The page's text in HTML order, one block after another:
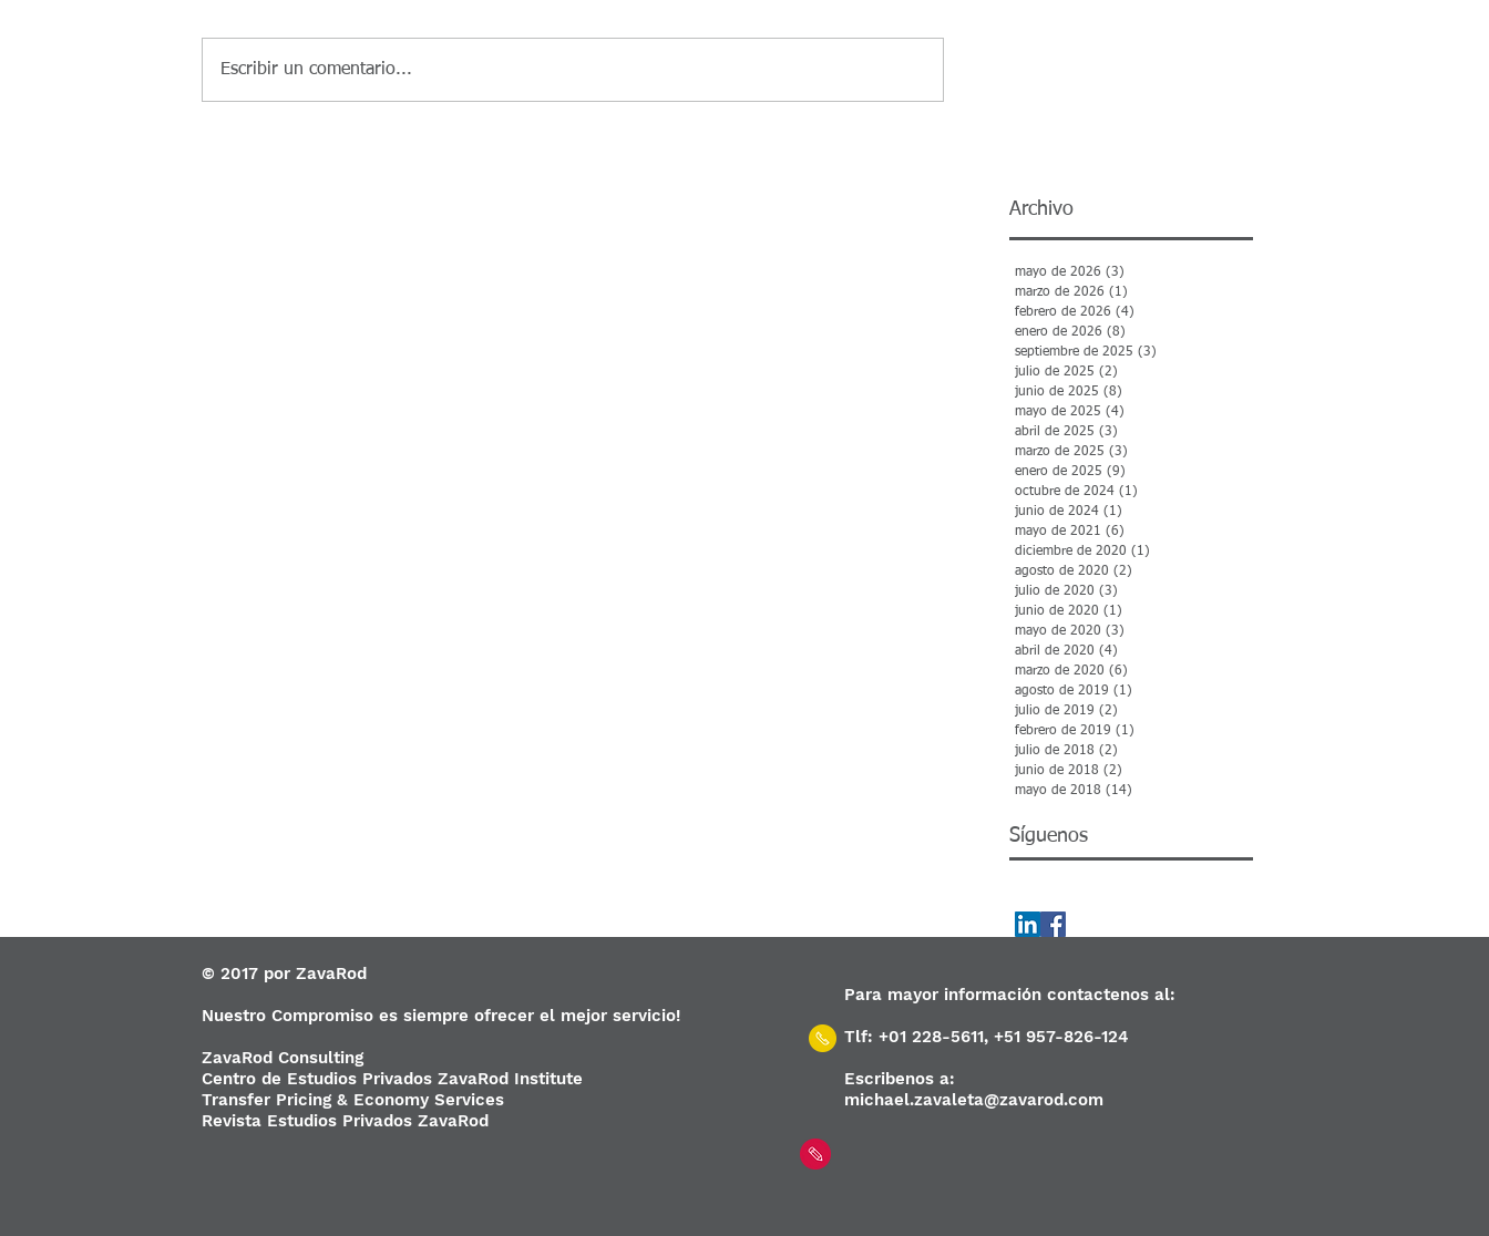
Escribir un comentario...
Archivo
mayo de 2026 (3)
marzo de 2026 (1)
febrero de 2026 (4)
enero de 2026 (8)
septiembre de 2025 (3)
julio de 2025 (2)
junio de 2025 (8)
mayo de 2025 (4)
abril de 2025 (3)
marzo de 2025 (3)
enero de 2025 (9)
octubre de 2024 (1)
junio de 2024 (1)
mayo de 2021 (6)
diciembre de 2020 (1)
agosto de 2020 (2)
julio de 2020 (3)
junio de 2020 (1)
mayo de 2020 (3)
abril de 2020 (4)
marzo de 2020 (6)
agosto de 2019 (1)
julio de 2019 (2)
febrero de 2019 (1)
julio de 2018 (2)
junio de 2018 (2)
mayo de 2018 (14)
Síguenos
© 2017 por ZavaRod
Nuestro Compromiso es siempre ofrecer el mejor servicio!
ZavaRod Consulting
Centro de Estudios Privados ZavaRod Institute
Transfer Pricing & Economy Services
Revista Estudios Privados ZavaRod
Para mayor información contactenos al:
Tlf: +01 228-5611, +51 957-826-124
Escribenos a:
michael.zavaleta@zavarod.com